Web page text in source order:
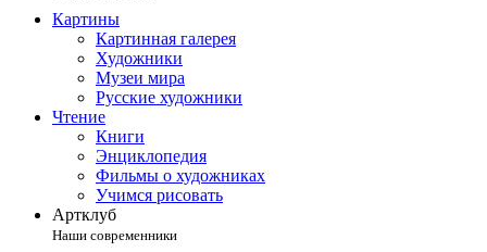
Картины
Картинная галерея
Художники
Музеи мира
Русские художники
Чтение
Книги
Энциклопедия
Фильмы о художниках
Учимся рисовать
Артклуб
Наши современники